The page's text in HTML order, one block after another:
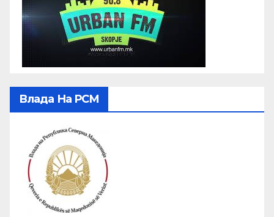
Влада На РСМ